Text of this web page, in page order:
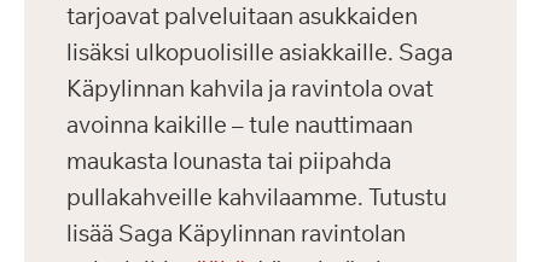
tarjoavat palveluitaan asukkaiden
lisäksi ulkopuolisille asiakkaille. Saga
Käpylinnan kahvila ja ravintola ovat
avoinna kaikille – tule nauttimaan
maukasta lounasta tai piipahda
pullakahveille kahvilaamme. Tutustu
lisää Saga Käpylinnan ravintolan